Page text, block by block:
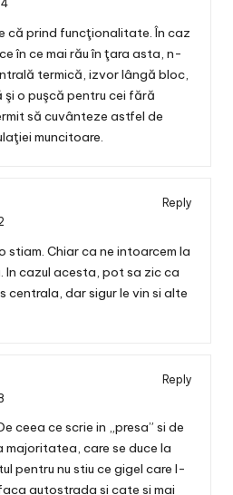
că prind funcţionalitate. În caz
în ce mai rău în ţara asta, n-
termică, izvor lângă bloc,
o puşcă pentru cei fără
să cuvânteze astfel de
muncitoare.
Reply
Chiar ca ne intoarcem la
In cazul acesta, pot sa zic ca
centrala, dar sigur le vin si alte
Reply
ceea ce scrie in „presa” si de
majoritatea, care se duce la
pentru nu stiu ce gigel care l-
autostrada si cate si mai